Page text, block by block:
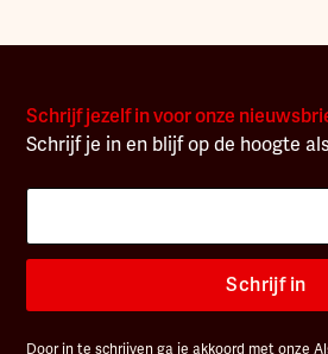
Schrijf jezelf in voor onze
Schrijf je in en blijf op de hoogte
Schrijf in
Door in te schrijven ga je akkoord met onze